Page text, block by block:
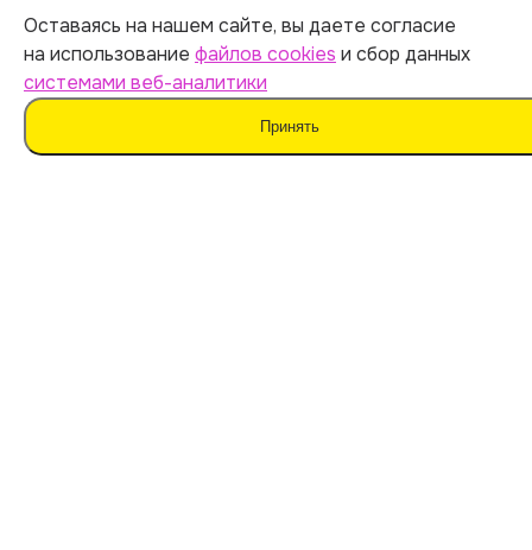
ОГРНИП 312547621900150
ИНН 540535727161
Оферта
Оставаясь на нашем сайте, вы даете согласие
на использование файлов cookies и сбор данных
системами веб-аналитики
Принять